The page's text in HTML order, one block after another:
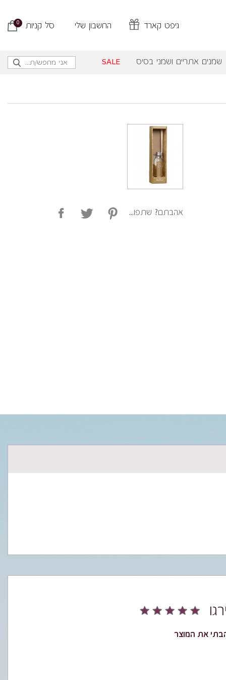
סל קניות 0 החשבון שלי גיפט קארד
שמנים אתריים ושמני בסיס SALE
אהבתם? שתפו...
את המוצר